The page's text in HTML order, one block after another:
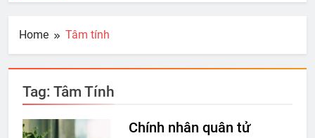
Home Tâm tính
Tag: Tâm Tính
Chính nhân quân tử